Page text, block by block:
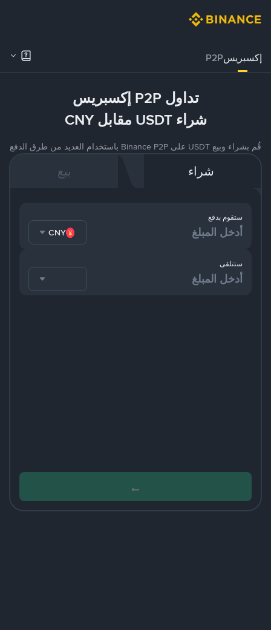
إكسبريسP2P
تداول P2P إكسبريس
شراء USDT مقابل CNY
قُم بشراء وبيع USDT على Binance P2P باستخدام العديد من طرق الدفع
شراء بيع
ستقوم بدفع
CNY
ستتلقى